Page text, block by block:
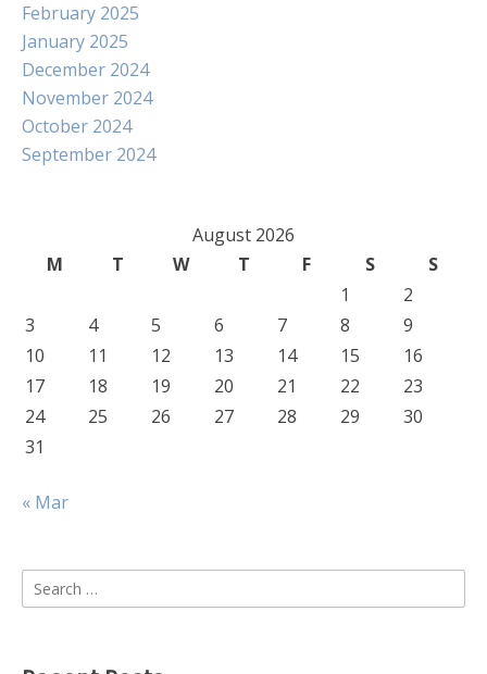
February 2025
January 2025
December 2024
November 2024
October 2024
September 2024
August 2026
M
T W T F S
S
1
2
3
4 5 6 7 8
9
10
11 12 13 14 15
16
17
18 19 20 21 22
23
24
25 26 27 28 29
30
31
« Mar
Search
for: